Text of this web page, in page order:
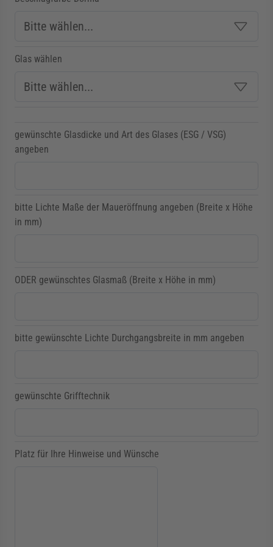
Glas wählen
gewünschte Glasdicke und Art des Glases (ESG / VSG)
angeben
bitte Lichte Maße der Maueröffnung angeben (Breite x Höhe
in mm)
ODER gewünschtes Glasmaß (Breite x Höhe in mm)
bitte gewünschte Lichte Durchgangsbreite in mm angeben
gewünschte Grifftechnik
Platz für Ihre Hinweise und Wünsche